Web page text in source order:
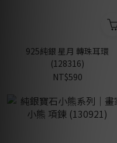
925純銀 星月 轉珠耳環
(128316)
NT$590